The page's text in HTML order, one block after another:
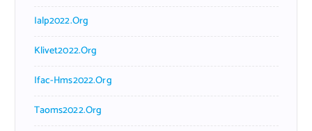
Ialp2022.org
Klivet2022.org
Ifac-Hms2022.org
Taoms2022.org